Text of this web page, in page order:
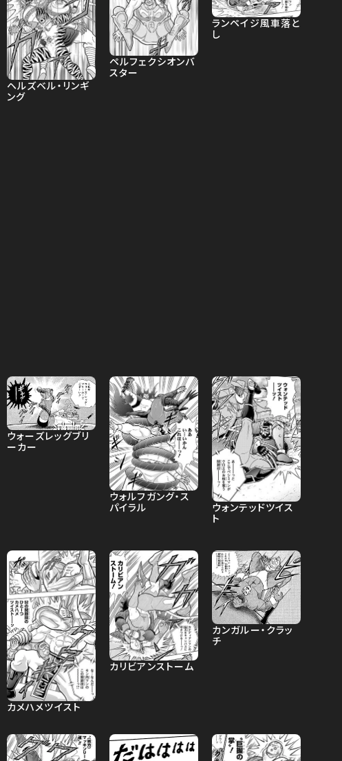
ヘルズベル・リンギ
ング
ペルフェクシオンバ
スター
ランペイジ風車落と
し
ウォーズレッグブリ
ーカー
ウォルフガング・ス
パイラル
ウォンテッドツイス
ト
カメハメツイスト
カリビアンストーム
カンガルー・クラッ
チ